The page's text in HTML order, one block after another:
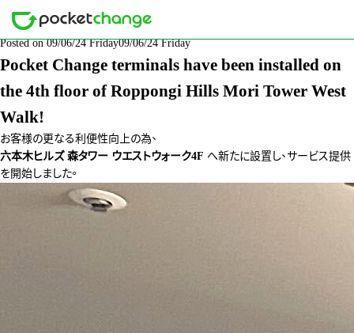
分類: NEWS
Posted on 09/06/24 Friday09/06/24 Friday
Pocket Change terminals have been installed on
the 4th floor of Roppongi Hills Mori Tower West
Walk!
お客様の更なる利便性向上の為、
六本木ヒルズ 森タワー ウエストウォーク4F へ新たに設置し、サービス提供
を開始しました。